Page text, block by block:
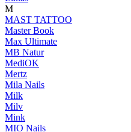
M
MAST TATTOO
Master Book
Max Ultimate
MB Natur
MediOK
Mertz
Mila Nails
Milk
Milv
Mink
MIO Nails